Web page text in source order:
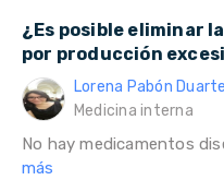
¿Es posible eliminar
por producción
Lorena Pabón Duarte
Medicina interna
No hay medicamentos
más